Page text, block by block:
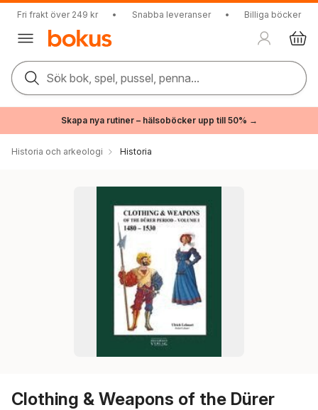
Fri frakt över 249 kr • Snabba leveranser • Billiga böcker
Sök bok, spel, pussel, penna...
Skapa nya rutiner – hälsoböcker upp till 50% →
Historia och arkeologi Historia
Clothing & Weapons of the Dürer